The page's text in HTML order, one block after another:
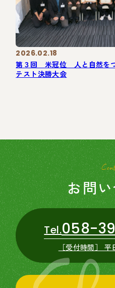
2026.02.18
第３回 米冠位 人と自然を
テスト決勝大会
お問
Tel.058-
［受付時間］ 平